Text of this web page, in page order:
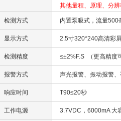
其他量程、原理、分辨
检测方式 内置泵吸式，流量500
显示方式 2.5寸320*240高清彩
检测精度 ≤±2%F.S （更高精度
报警方式 声光报警、振动报警
响应时间 T90≤20秒
工作电源 3.7VDC，6000mA 大